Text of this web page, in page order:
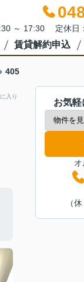
～ 17:30 定休日
賃貸解約申込
405
入り
お気
（